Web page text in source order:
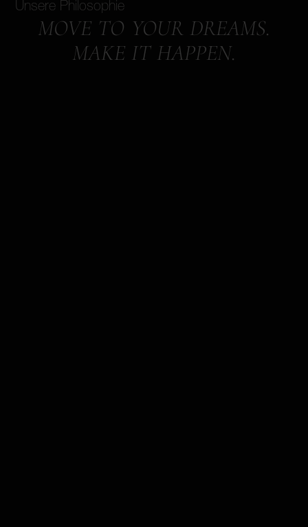
Unsere Philosophie
MOVE TO YOUR DREAMS.
MAKE IT HAPPEN.